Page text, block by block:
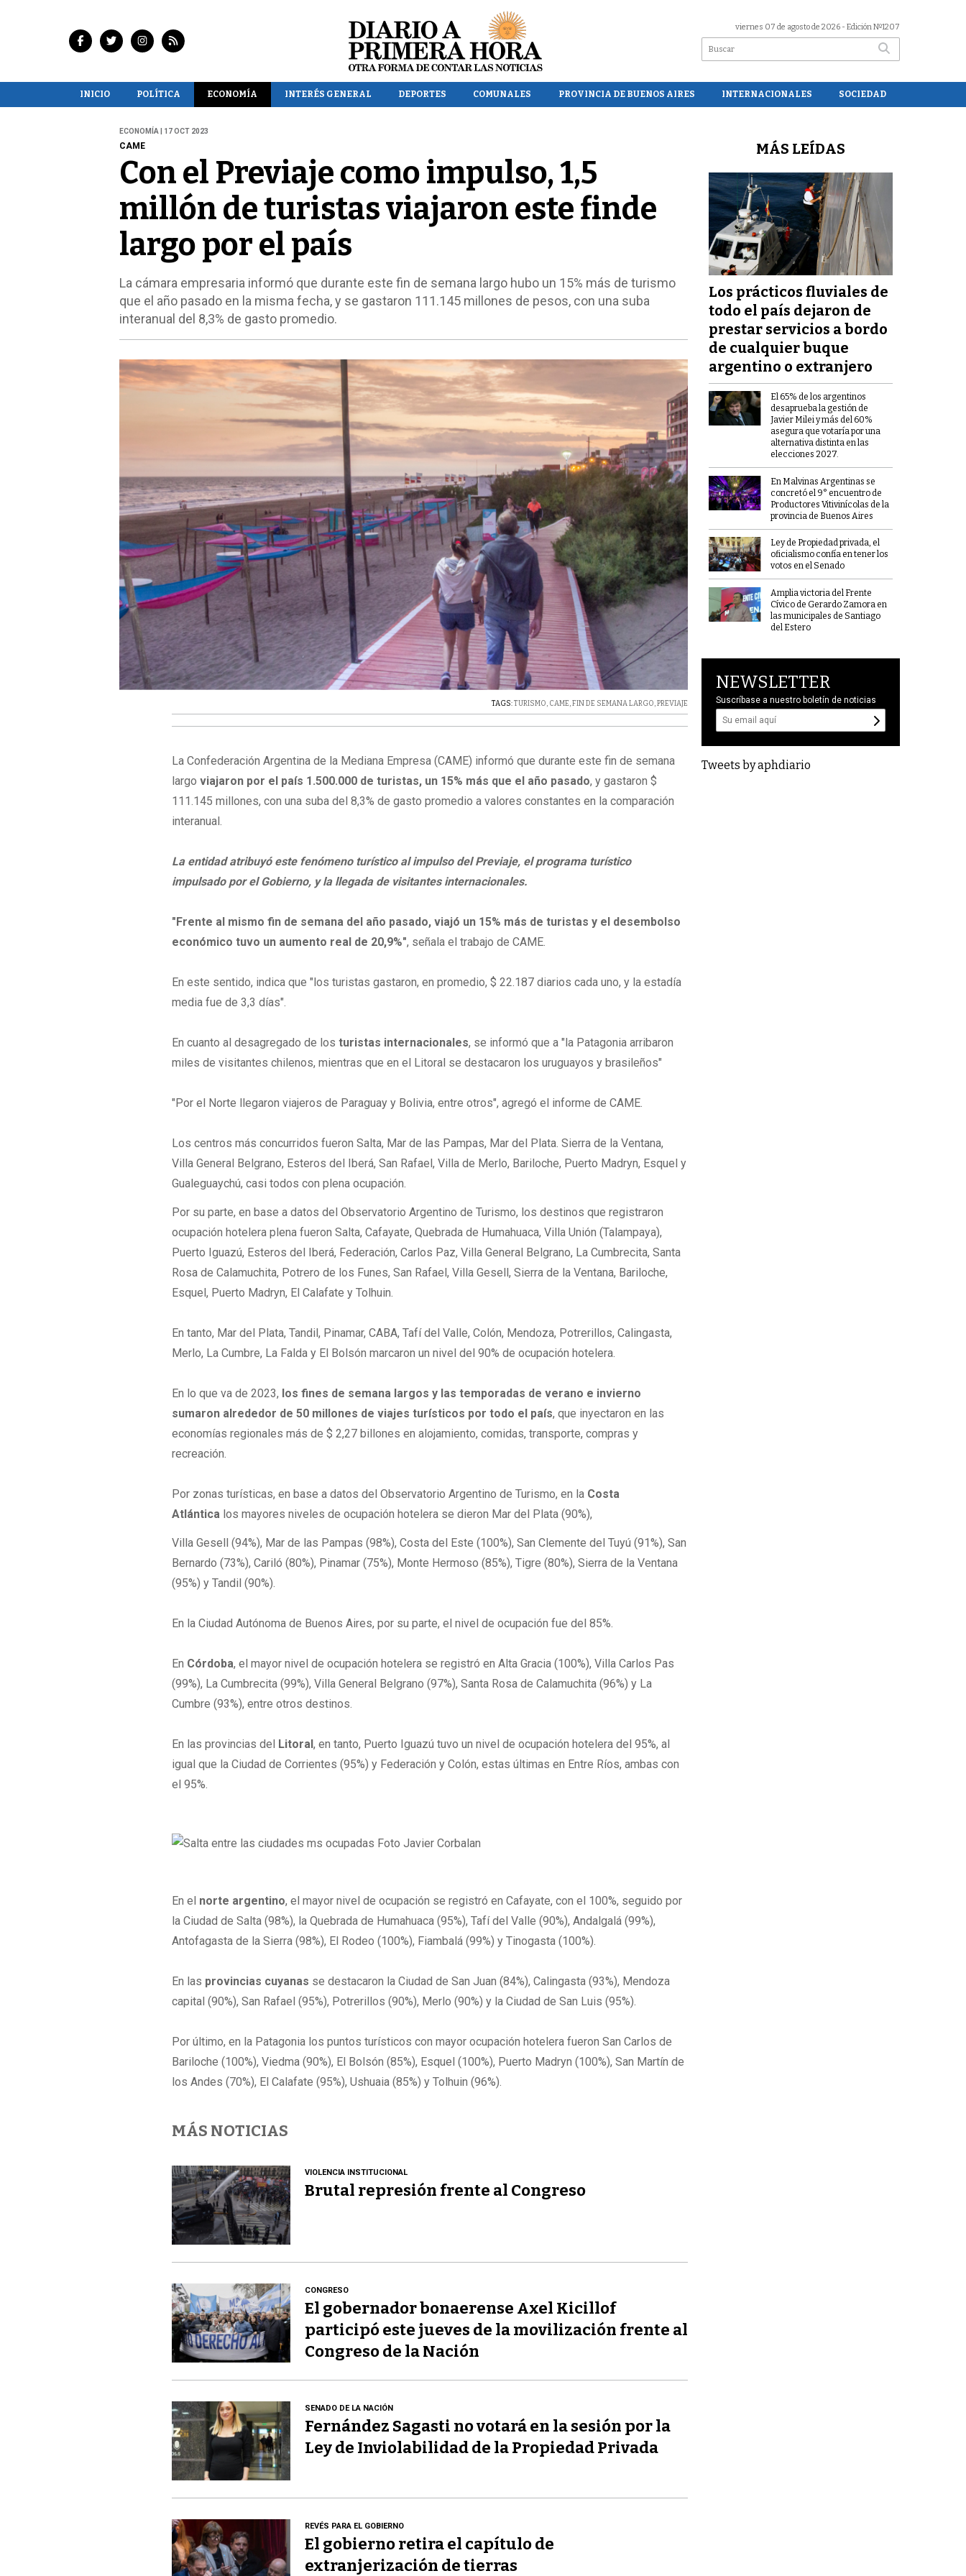
viernes 07 de agosto de 2026 - Edición Nº1207
INICIO POLÍTICA ECONOMÍA INTERÉS GENERAL DEPORTES COMUNALES PROVINCIA DE BUENOS AIRES INTERNACIONALES SOCIEDAD
ECONOMÍA | 17 OCT 2023
CAME
Con el Previaje como impulso, 1,5
millón de turistas viajaron este finde
largo por el país
La cámara empresaria informó que durante este fin de semana largo hubo un 15% más de turismo
que el año pasado en la misma fecha, y se gastaron 111.145 millones de pesos, con una suba
interanual del 8,3% de gasto promedio.
TAGS:TURISMO, CAME,FIN DE SEMANA LARGO,PREVIAJE
La Confederación Argentina de la Mediana Empresa (CAME) informó que durante este fin de semana
largoviajaron por el país 1.500.000 de turistas, un 15% más que el año pasado, y gastaron $
111.145 millones, con una suba del 8,3% de gasto promedio a valores constantes en la comparación
interanual.
La entidad atribuyó este fenómeno turístico al impulso del Previaje, el programa turístico
impulsado por el Gobierno, y la llegada de visitantes internacionales.
"Frente al mismo fin de semana del año pasado, viajó un 15% más de turistas y el desembolso
económico tuvo un aumento real de 20,9%", señala el trabajo de CAME.
En este sentido, indica que "los turistas gastaron, en promedio, $ 22.187 diarios cada uno, y la estadía
media fue de 3,3 días".
En cuanto al desagregado de losturistas internacionales, se informó que a "la Patagonia arribaron
miles de visitantes chilenos, mientras que en el Litoral se destacaron los uruguayos y brasileños"
"Por el Norte llegaron viajeros de Paraguay y Bolivia, entre otros", agregó el informe de CAME.
Los centros más concurridos fueron Salta, Mar de las Pampas, Mar del Plata. Sierra de la Ventana,
Villa General Belgrano, Esteros del Iberá, San Rafael, Villa de Merlo, Bariloche, Puerto Madryn, Esquel y
Gualeguaychú, casi todos con plena ocupación.
Por su parte, en base a datos del Observatorio Argentino de Turismo, los destinos que registraron
ocupación hotelera plena fueron Salta, Cafayate, Quebrada de Humahuaca, Villa Unión (Talampaya),
Puerto Iguazú, Esteros del Iberá, Federación, Carlos Paz, Villa General Belgrano, La Cumbrecita, Santa
Rosa de Calamuchita, Potrero de los Funes, San Rafael, Villa Gesell, Sierra de la Ventana, Bariloche,
Esquel, Puerto Madryn, El Calafate y Tolhuin.
En tanto, Mar del Plata, Tandil, Pinamar, CABA, Tafí del Valle, Colón, Mendoza, Potrerillos, Calingasta,
Merlo, La Cumbre, La Falda y El Bolsón marcaron un nivel del 90% de ocupación hotelera.
En lo que va de 2023, los fines de semana largos y las temporadas de verano e invierno
sumaron alrededor de 50 millones de viajes turísticos por todo el país, que inyectaron en las
economías regionales más de $ 2,27 billones en alojamiento, comidas, transporte, compras y
recreación.
Por zonas turísticas, en base a datos del Observatorio Argentino de Turismo, en la Costa
Atlántica los mayores niveles de ocupación hotelera se dieron Mar del Plata (90%),
Villa Gesell (94%), Mar de las Pampas (98%), Costa del Este (100%), San Clemente del Tuyú (91%), San
Bernardo (73%), Cariló (80%), Pinamar (75%), Monte Hermoso (85%), Tigre (80%), Sierra de la Ventana
(95%) y Tandil (90%).
En la Ciudad Autónoma de Buenos Aires, por su parte, el nivel de ocupación fue del 85%.
En Córdoba, el mayor nivel de ocupación hotelera se registró en Alta Gracia (100%), Villa Carlos Pas
(99%), La Cumbrecita (99%), Villa General Belgrano (97%), Santa Rosa de Calamuchita (96%) y La
Cumbre (93%), entre otros destinos.
En las provincias del Litoral, en tanto, Puerto Iguazú tuvo un nivel de ocupación hotelera del 95%, al
igual que la Ciudad de Corrientes (95%) y Federación y Colón, estas últimas en Entre Ríos, ambas con
el 95%.
En el norte argentino, el mayor nivel de ocupación se registró en Cafayate, con el 100%, seguido por
la Ciudad de Salta (98%), la Quebrada de Humahuaca (95%), Tafí del Valle (90%), Andalgalá (99%),
Antofagasta de la Sierra (98%), El Rodeo (100%), Fiambalá (99%) y Tinogasta (100%).
En las provincias cuyanas se destacaron la Ciudad de San Juan (84%), Calingasta (93%), Mendoza
capital (90%), San Rafael (95%), Potrerillos (90%), Merlo (90%) y la Ciudad de San Luis (95%).
Por último, en la Patagonia los puntos turísticos con mayor ocupación hotelera fueron San Carlos de
Bariloche (100%), Viedma (90%), El Bolsón (85%), Esquel (100%), Puerto Madryn (100%), San Martín de
los Andes (70%), El Calafate (95%), Ushuaia (85%) y Tolhuin (96%).
MÁS NOTICIAS
VIOLENCIA INSTITUCIONAL
Brutal represión frente al Congreso
CONGRESO
El gobernador bonaerense Axel Kicillof
participó este jueves de la movilización frente al
Congreso de la Nación
SENADO DE LA NACIÓN
Fernández Sagasti no votará en la sesión por la
Ley de Inviolabilidad de la Propiedad Privada
REVÉS PARA EL GOBIERNO
El gobierno retira el capítulo de
extranjerización de tierras
MÁS LEÍDAS
Los prácticos fluviales de
todo el país dejaron de
prestar servicios a bordo
de cualquier buque
argentino o extranjero
El 65% de los argentinos
desaprueba la gestión de
Javier Milei y más del 60%
asegura que votaría por una
alternativa distinta en las
elecciones 2027.
En Malvinas Argentinas se
concretó el 9° encuentro de
Productores Vitivinícolas de la
provincia de Buenos Aires
Ley de Propiedad privada, el
oficialismo confía en tener los
votos en el Senado
Amplia victoria del Frente
Cívico de Gerardo Zamora en
las municipales de Santiago
del Estero
NEWSLETTER
Suscríbase a nuestro boletín de noticias
Tweets by aphdiario